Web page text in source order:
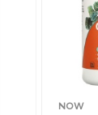
NOW